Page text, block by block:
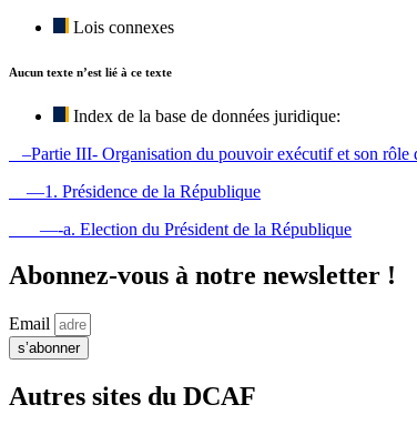
Lois connexes
Aucun texte n’est lié à ce texte
Index de la base de données juridique:
–Partie III- Organisation du pouvoir exécutif et son rôle
—1. Présidence de la République
—-a. Election du Président de la République
Abonnez-vous à notre newsletter !
Email
s’abonner
Autres sites du DCAF